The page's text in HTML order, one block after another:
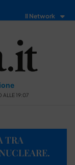
Il Network
ALLE 19:07
TRA